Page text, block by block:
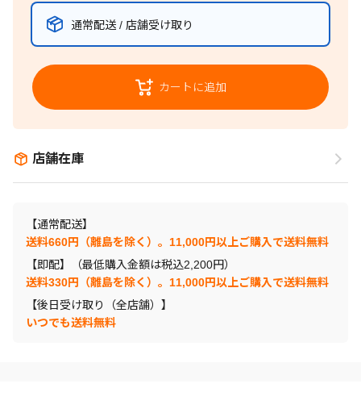
通常配送 / 店舗受け取り
カートに追加
店舗在庫
【通常配送】
送料660円（離島を除く）。11,000円以上ご購入で送料無料
【即配】（最低購入金額は税込2,200円）
送料330円（離島を除く）。11,000円以上ご購入で送料無料
【後日受け取り（全店舗）】
いつでも送料無料